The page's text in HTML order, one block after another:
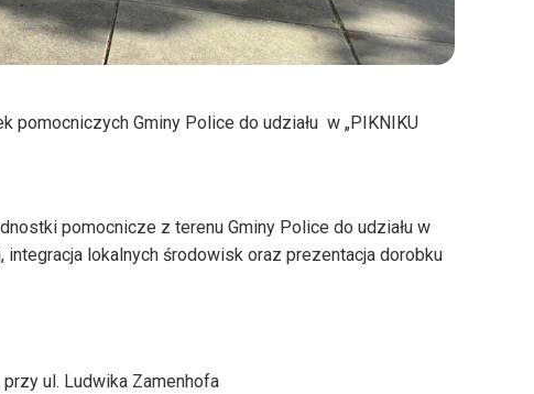
pomocniczych Gminy Police do udziału w „PIKNIKU
pomocnicze z terenu Gminy Police do udziału w
lokalnych środowisk oraz prezentacja dorobku
ul. Ludwika Zamenhofa